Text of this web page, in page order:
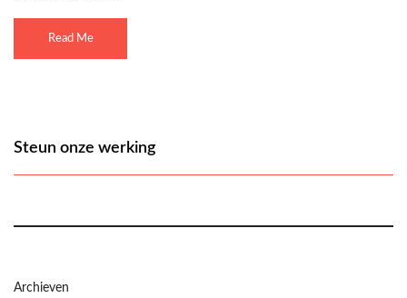
Read Me
Steun onze werking
Archieven